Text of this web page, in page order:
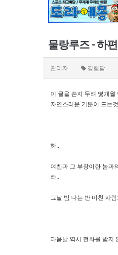
물랑루즈 - 하편
관리자 경험담
이 글을 쓴지 무려 몇개
자연스러운 기분이 드는
하..
여친과 그 부장이란 놈과
라..
그날 밤 나는 반 미친 사
다음날 역시 전화를 받지